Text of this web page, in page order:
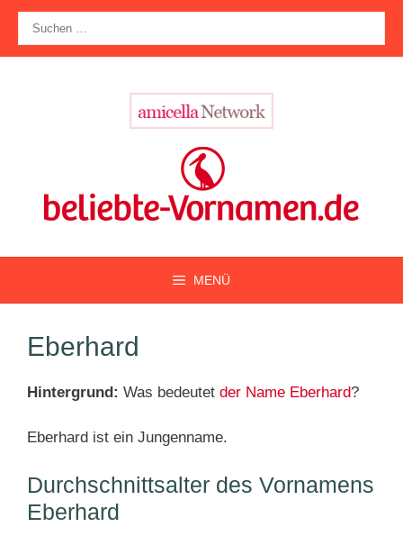
Zum
Inhalt
springen
nach:
MENÜ
Eberhard
Hintergrund: Was bedeutet der Name Eberhard?
Eberhard ist ein Jungenname.
Durchschnittsalter des Vornamens
Eberhard